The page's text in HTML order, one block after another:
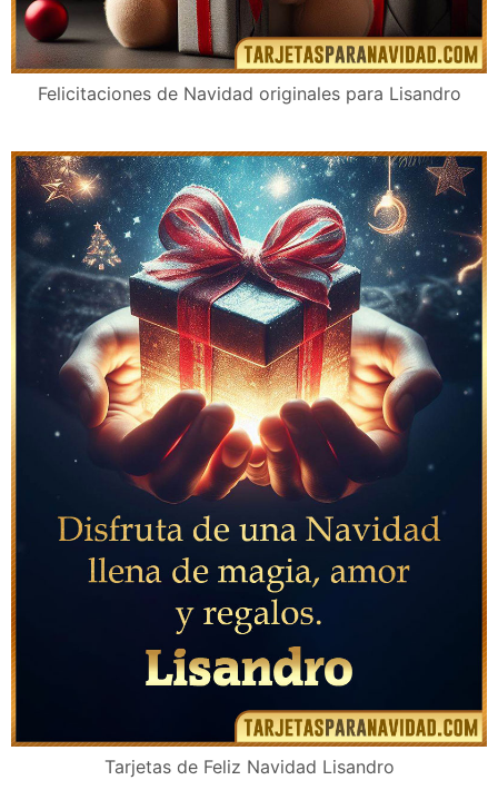
Felicitaciones de Navidad originales para Lisandro
Tarjetas de Feliz Navidad Lisandro